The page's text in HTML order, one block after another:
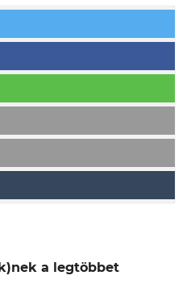
a legtöbbet